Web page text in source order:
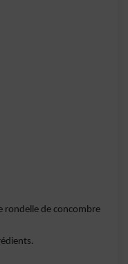
rondelle de concombre